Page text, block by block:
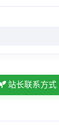
站长联系方式